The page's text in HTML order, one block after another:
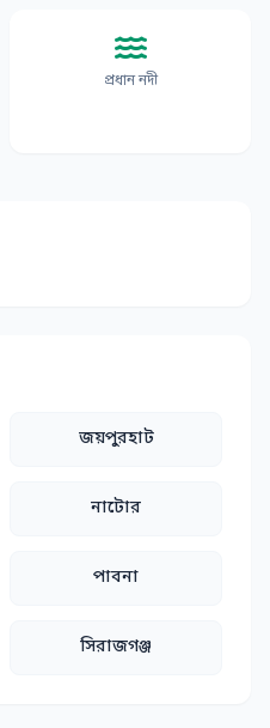
প্রধান নদী
জয়পুরহাট
নাটোর
পাবনা
সিরাজগঞ্জ